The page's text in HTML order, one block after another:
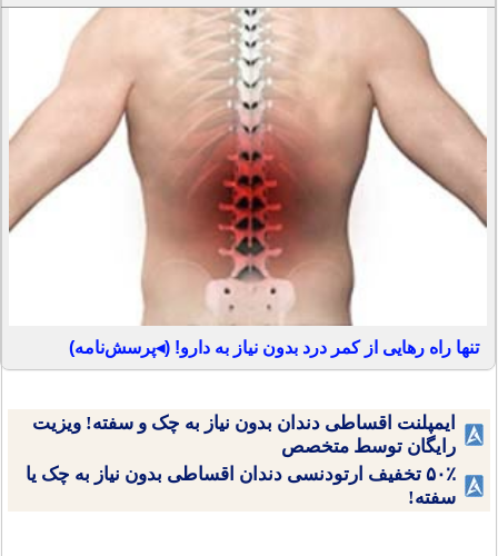
تنها راه رهایی از کمر درد بدون نیاز به دارو! (◂پرسش‌نامه)
ایمپلنت اقساطی دندان بدون نیاز به چک و سفته! ویزیت
رایگان توسط متخصص
۵۰٪ تخفیف ارتودنسی دندان اقساطی بدون نیاز به چک یا
سفته!